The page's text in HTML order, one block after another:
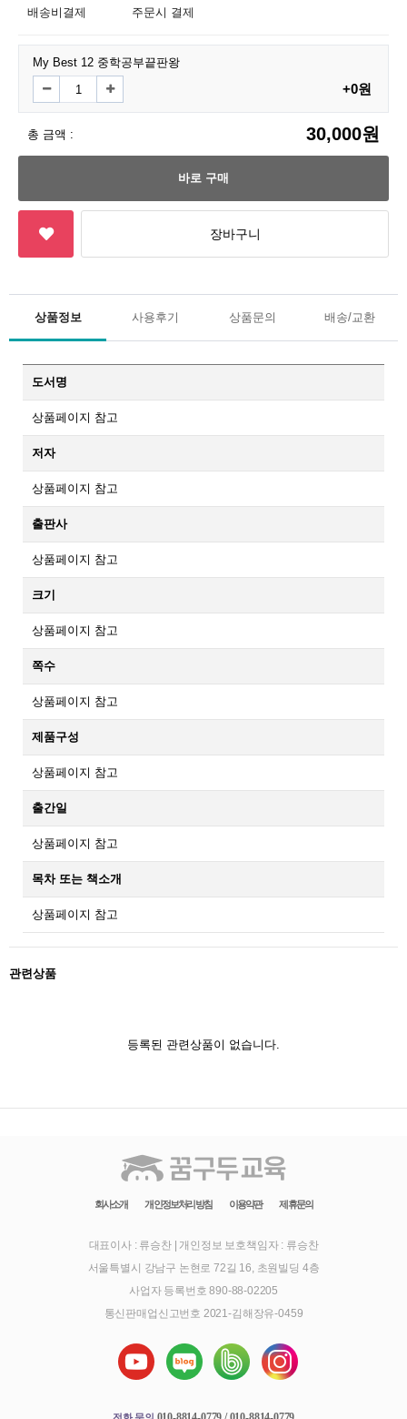
배송비결제
주문시 결제
My Best 12 중학공부끝판왕
+0원
총 금액 : 30,000원
상품정보 사용후기 상품문의 배송/교환
도서명
상품페이지 참고
저자
상품페이지 참고
출판사
상품페이지 참고
크기
상품페이지 참고
쪽수
상품페이지 참고
제품구성
상품페이지 참고
출간일
상품페이지 참고
목차 또는 책소개
상품페이지 참고
관련상품
등록된 관련상품이 없습니다.
회사소개 개인정보처리방침 이용약관 제휴문의
대표이사 : 류승찬| 개인정보 보호책임자 : 류승찬
서울특별시 강남구 논현로 72길 16, 초원빌딩 4층
사업자 등록번호 890-88-02205
통신판매업신고번호 2021-김해장유-0459